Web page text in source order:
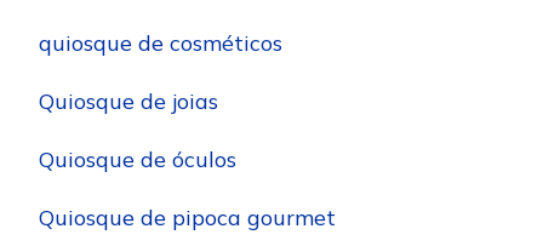
quiosque de cosméticos
Quiosque de joias
Quiosque de óculos
Quiosque de pipoca gourmet